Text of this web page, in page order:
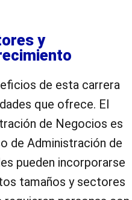
y
de esta carrera
que ofrece. El
de Negocios es
de Administración de
pueden incorporarse
tamaños y sectores